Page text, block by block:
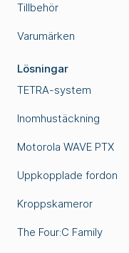
Tillbehör
Varumärken
Lösningar
TETRA-system
Inomhustäckning
Motorola WAVE PTX
Uppkopplade fordon
Kroppskameror
The Four:C Family